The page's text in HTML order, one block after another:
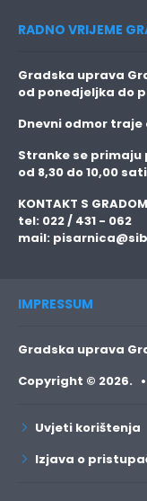
RADNO VRIJEME
Gradska uprava
od ponedjeljka do
Dnevni odmor traje
Stranke se primaju
od 8,30 do 10,00
KONTAKT S
tel: 022 / 431 - 062
mail:
IMPRESSUM
Gradska uprava
Copyright © 2026.
Uvjeti korištenja
Izjava o